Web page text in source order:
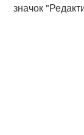
значок